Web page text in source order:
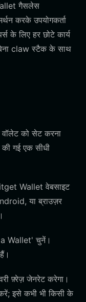
गैसलेस
करके उपयोगकर्ता
के लिए हर छोटे कार्य
claw स्टैक के साथ
को सेट करना
गई एक सीधी
Wallet वेबसाइट
या ब्राउज़र
Wallet' चुनें।
फ़्रेज़ जेनरेट करेगा।
इसे कभी भी किसी के